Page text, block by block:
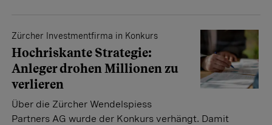
Zürcher Investmentfirma in Konkurs
Hochriskante Strategie:
Anleger drohen Millionen zu
verlieren
Über die Zürcher Wendelspiess
Partners AG wurde der Konkurs verhängt. Damit